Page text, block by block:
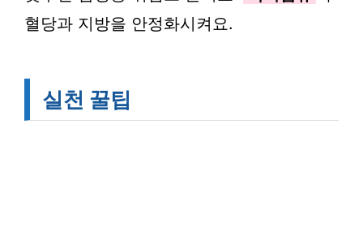
혈당과 지방을 안정화시켜요.
실천 꿀팁